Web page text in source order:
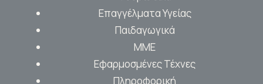
Επαγγέλματα Υγείας
Παιδαγωγικά
ΜΜΕ
Εφαρμοσμένες Τέχνες
Πληροφορική